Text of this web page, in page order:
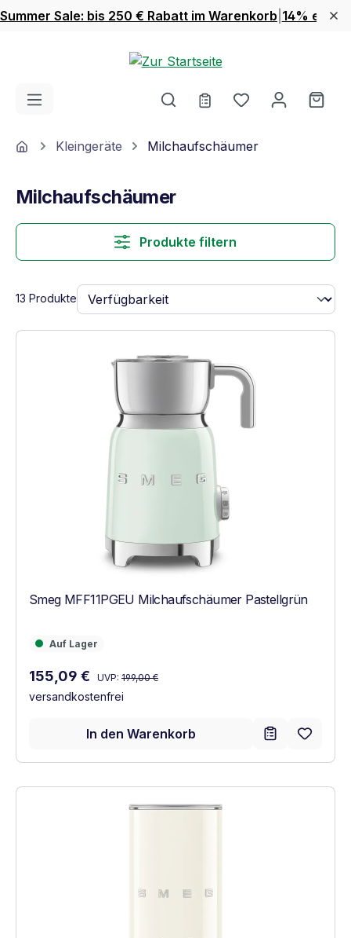
Zum Hauptinhalt springen
Summer Sale: bis 250 € Rabatt im Warenkorb 14% extra
Du hast 0
HomeKleingeräte Milchaufschäumer
Milchaufschäumer
Produkte filtern
13 Produkte
Smeg MFF11PGEU Milchaufschäumer Pastellgrün
Auf Lager
Auf Lager
Verkaufspreis:
155,09 € Regulärer Preis:
UVP: 199,00 €
versandkostenfrei
In den Warenkorb